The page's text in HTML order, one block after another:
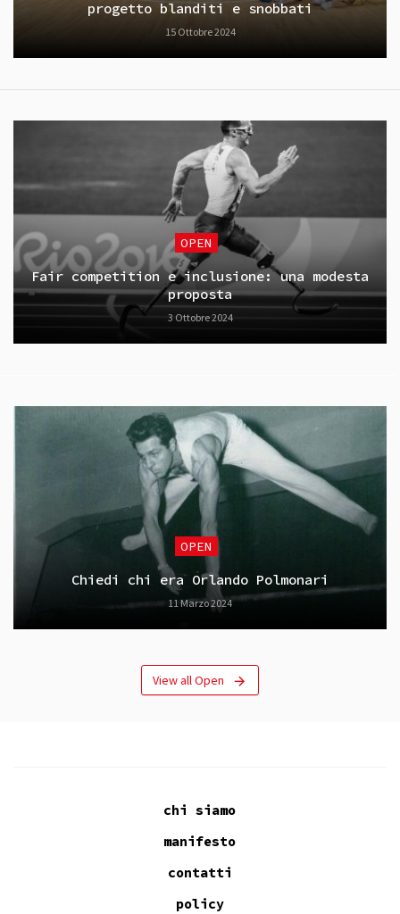
progetto blanditi e snobbati
15 Ottobre 2024
OPEN
Fair competition e inclusione: una modesta
proposta
3 Ottobre 2024
OPEN
Chiedi chi era Orlando Polmonari
11 Marzo 2024
View all Open
chi siamo
manifesto
contatti
policy